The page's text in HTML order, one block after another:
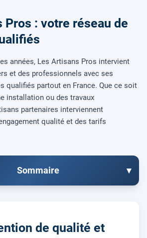
Pros : votre réseau de
années, Les Artisans Pros intervient
et des professionnels avec ses
qualifiés partout en France. Que ce soit
installation ou des travaux
partenaires interviennent
qualité et des tarifs
Sommaire ▾
de qualité et